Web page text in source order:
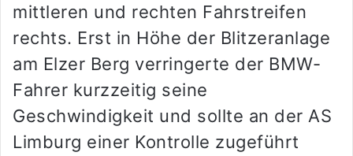
mittleren und rechten Fahrstreifen
rechts. Erst in Höhe der Blitzeranlage
am Elzer Berg verringerte der BMW-
Fahrer kurzzeitig seine
Geschwindigkeit und sollte an der AS
Limburg einer Kontrolle zugeführt